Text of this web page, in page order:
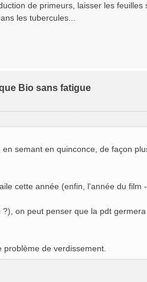
de primeurs, laisser les
les tubercules...
Bio sans fatigue
semant en quinconce, de façon
cette année (enfin, l'année du film -
on peut penser que la pdt
de verdissement.